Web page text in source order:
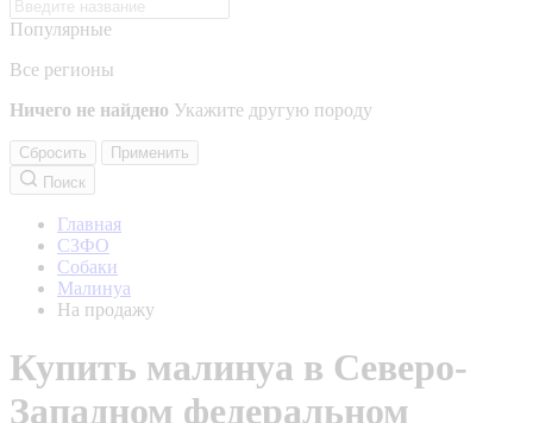
Популярные
Все регионы
Ничего не найдено Укажите другую породу
Сбросить
Применить
Поиск
Главная
СЗФО
Собаки
Малинуа
На продажу
Купить малинуа в Северо-
Западном федеральном